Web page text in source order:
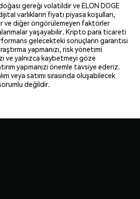
gereği volatildir ve ELON DOGE
varlıkların fiyatı piyasa koşulları,
ve diğer öngörülemeyen faktörler
yaşayabilir. Kripto para ticareti
gelecekteki sonuçların garantisi
yapmanızı, risk yönetimi
ve yalnızca kaybetmeyi göze
yapmanızı önemle tavsiye ederiz.
veya satımı sırasında oluşabilecek
değildir.